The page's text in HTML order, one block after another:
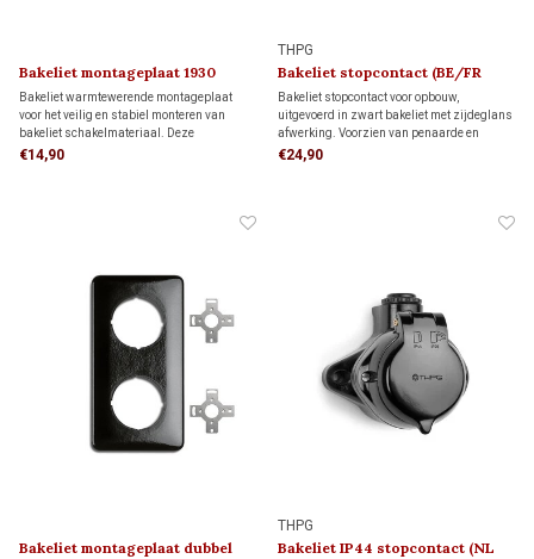
Bakeliet montageplaat 1930
Bakeliet warmtewerende montageplaat
voor het veilig en stabiel monteren van
bakeliet schakelmateriaal. Deze
montageplaat past op één inbouwdoos,
€14,90
THPG
Bakeliet stopcontact (BE/FR
kindveilig) 1930
Bakeliet stopcontact voor opbouw,
uitgevoerd in zwart bakeliet met zijdeglans
afwerking. Voorzien van penaarde en
kinderbeveiliging. Geschikt voor bedrading
€24,90
Bakeliet montageplaat dubbel
THPG
Bakeliet IP44 stopcontact (NL